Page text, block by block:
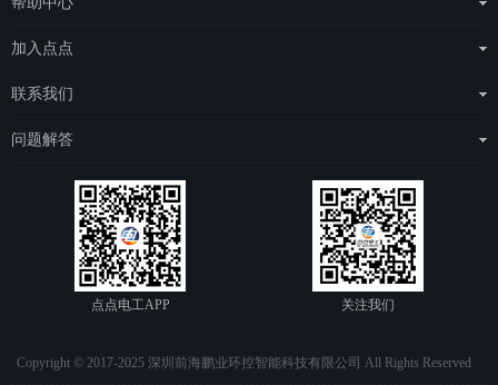
eDOS管理平台
点点简介
常见问题
加入点点
城市合伙人
项目合伙人
联系我们
联系我们
问题解答
问题解答
用户注册协议
点点电工APP操作解答
点点电工APP 关注我们
Copyright © 2017-2025 深圳前海鹏业环控智能科技有限公司 All Rights Reserved